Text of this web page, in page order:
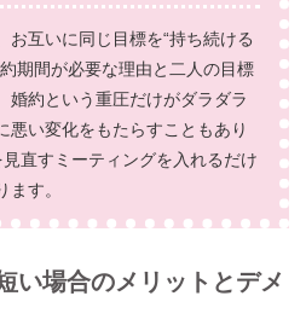
お互いに同じ目標を“持ち続ける
期間が必要な理由と二人の目標
婚約という重圧だけがダラダラ
悪い変化をもたらすこともあり
直すミーティングを入れるだけ
す。
い場合のメリットとデメ